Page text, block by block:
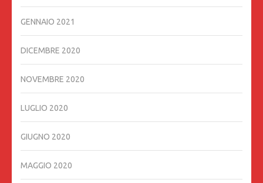
GENNAIO 2021
DICEMBRE 2020
NOVEMBRE 2020
LUGLIO 2020
GIUGNO 2020
MAGGIO 2020